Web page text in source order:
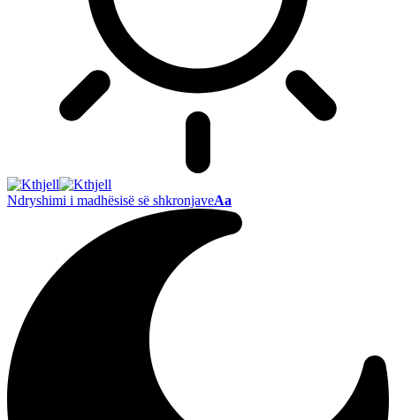
Ndryshimi i madhësisë së shkronjaveAa